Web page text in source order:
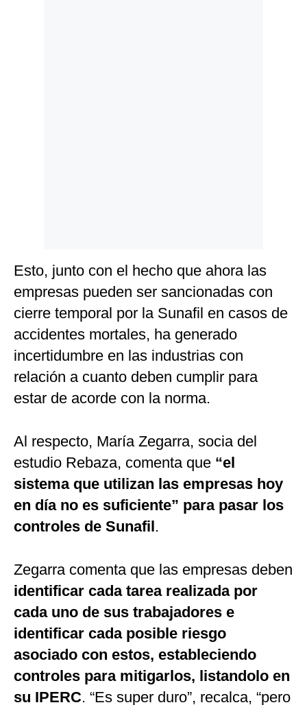
Esto, junto con el hecho que ahora las
empresas pueden ser sancionadas con
cierre temporal por la Sunafil en casos de
accidentes mortales, ha generado
incertidumbre en las industrias con
relación a cuanto deben cumplir para
estar de acorde con la norma.
Al respecto, María Zegarra, socia del
estudio Rebaza, comenta que “el
sistema que utilizan las empresas hoy
en día no es suficiente” para pasar los
controles de Sunafil.
Zegarra comenta que las empresas deben
identificar cada tarea realizada por
cada uno de sus trabajadores e
identificar cada posible riesgo
asociado con estos, estableciendo
controles para mitigarlos, listandolo en
su IPERC. “Es super duro”, recalca, “pero